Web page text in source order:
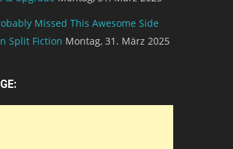
Missed This Awesome Side
Split Fiction Montag, 31. März 2025